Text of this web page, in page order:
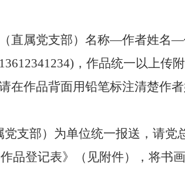
直属党支部）名称—作者姓
，作品统一以上传附
在作品背面用铅笔标注清楚作
党支部）为单位统一报送，请
作品登记表》（见附件），将书